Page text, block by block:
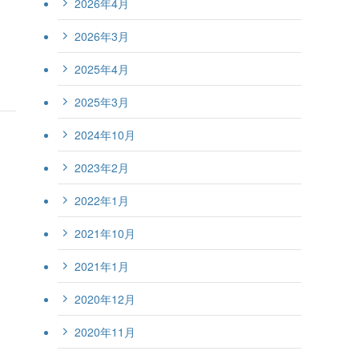
2026年3月
2025年4月
2025年3月
2024年10月
2023年2月
2022年1月
2021年10月
2021年1月
2020年12月
2020年11月